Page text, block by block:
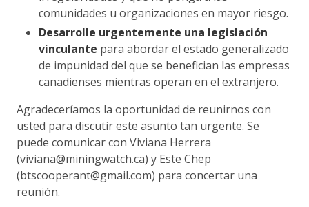
comunidades u organizaciones en mayor riesgo.
Desarrolle urgentemente una legislación
vinculante para abordar el estado generalizado
de impunidad del que se benefician las empresas
canadienses mientras operan en el extranjero.
Agradeceríamos la oportunidad de reunirnos con
usted para discutir este asunto tan urgente. Se
puede comunicar con Viviana Herrera
(viviana@miningwatch.ca) y Este Chep
(btscooperant@gmail.com) para concertar una
reunión.